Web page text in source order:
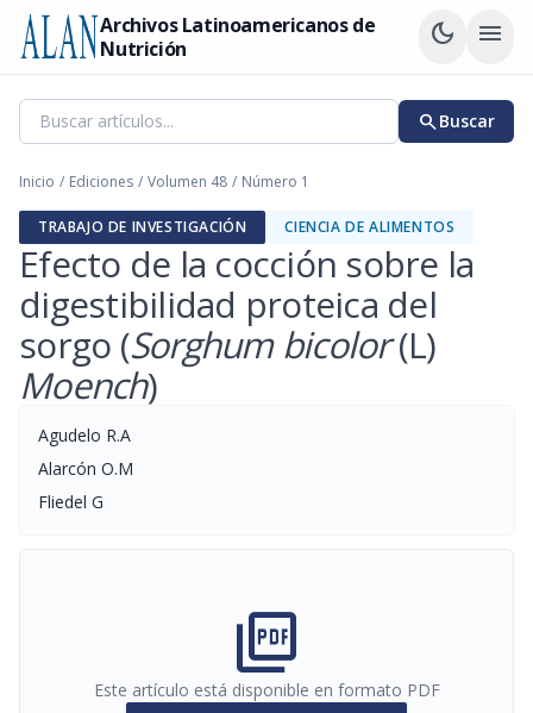
Archivos Latinoamericanos de
Nutrición
dark_mode menu
searchBuscar
Inicio / Ediciones / Volumen 48 / Número 1
TRABAJO DE INVESTIGACIÓN CIENCIA DE ALIMENTOS
Efecto de la cocción sobre la
digestibilidad proteica del
sorgo (Sorghum bicolor(L)
Moench)
Agudelo R.A
Alarcón O.M
Fliedel G
picture_as_pdf
Este artículo está disponible en formato PDF